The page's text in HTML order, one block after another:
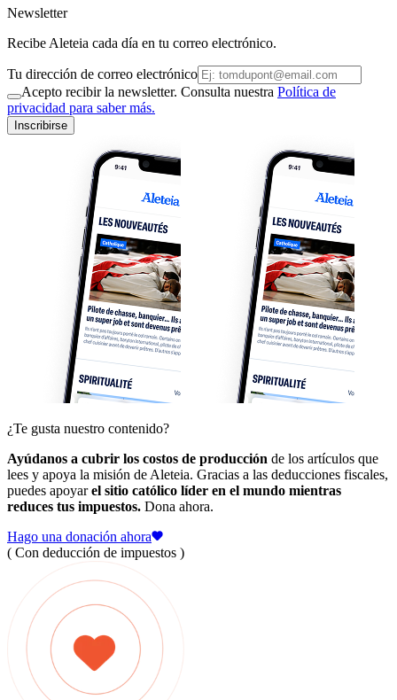
Newsletter
Recibe Aleteia cada día en tu correo electrónico.
Tu dirección de correo electrónico
Acepto recibir la newsletter. Consulta nuestra Política de
privacidad para saber más.
Inscribirse
¿Te gusta nuestro contenido?
Ayúdanos a cubrir los costos de producción de los artículos que
lees y apoya la misión de Aleteia. Gracias a las deducciones fiscales,
puedes apoyarel sitio católico líder en el mundo mientras
reduces tus impuestos. Dona ahora.
Hago una donación ahora
( Con deducción de impuestos )